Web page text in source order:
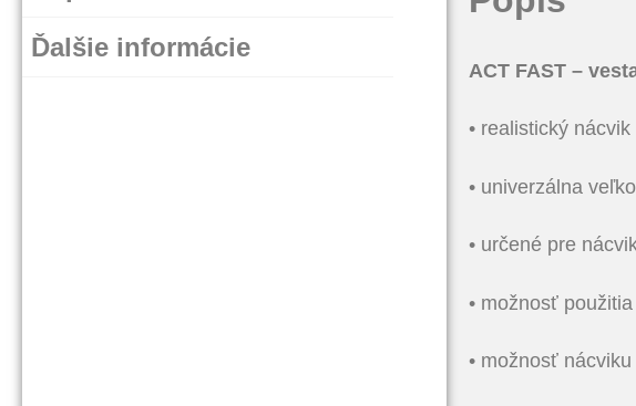
Ďalšie informácie
ACT FAST –
• realistický nácvik
• univerzálna
• určené pre
• možnosť
• možnosť